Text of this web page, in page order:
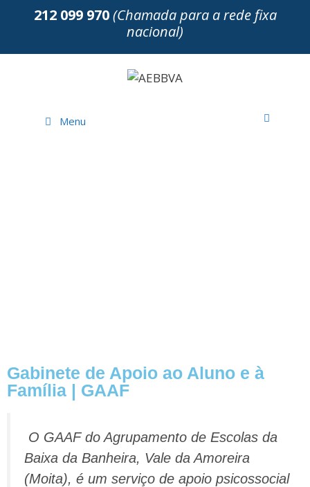
212 099 970(Chamada para a rede fixa
nacional)
Menu
Gabinete de Apoio ao Aluno e à
Família | GAAF
O GAAF do Agrupamento de Escolas da
Baixa da Banheira, Vale da Amoreira
(Moita), é um serviço de apoio psicossocial